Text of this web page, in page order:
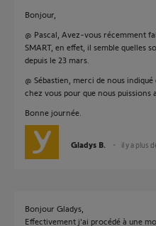
Bonjour,
@ Pascal, Avez-vous récemment
SMART, en effet, il semble quelles
depuis le 23 mars.
@ Sébastien, merci de nous
chez vous pour que nous puissions
Bonne journée.
Gladys B. il y a plus
Bonjour Gladys,
Effectivement j'ai procédé à une